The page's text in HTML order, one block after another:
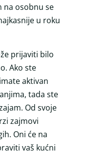
na osobnu se
u roku
prijaviti bilo
Ako ste
aktivan
tada ste
Od svoje
zajmovi
Oni će na
vaš kućni